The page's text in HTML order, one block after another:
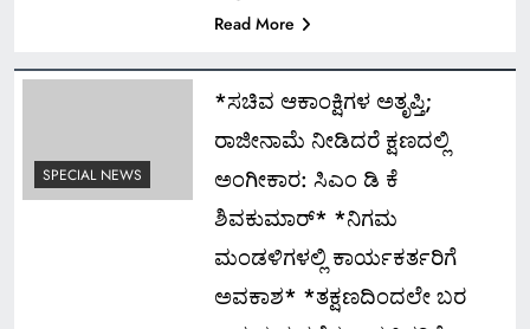
Read More
SPECIAL NEWS
*ಸಚಿವ ಆಕಾಂಕ್ಷಿಗಳ ಅತೃಪ್ತಿ;
ರಾಜೀನಾಮೆ ನೀಡಿದರೆ ಕ್ಷಣದಲ್ಲಿ
ಅಂಗೀಕಾರ: ಸಿಎಂ ಡಿ ಕೆ
ಶಿವಕುಮಾರ್* *ನಿಗಮ‌
ಮಂಡಳಿಗಳಲ್ಲಿ ಕಾರ್ಯಕರ್ತರಿಗೆ
ಅವಕಾಶ* *ತಕ್ಷಣದಿಂದಲೇ ಬರ